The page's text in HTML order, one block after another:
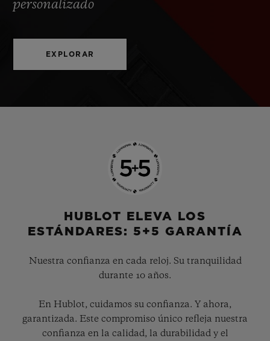
personalizado
EXPLORAR
HUBLOT ELEVA LOS
ESTÁNDARES: 5+5 GARANTÍA
Nuestra confianza en cada reloj. Su tranquilidad
durante 10 años.
En Hublot, cuidamos su confianza. Y ahora,
garantizada. Este compromiso único refleja nuestra
confianza en la calidad, la durabilidad y el